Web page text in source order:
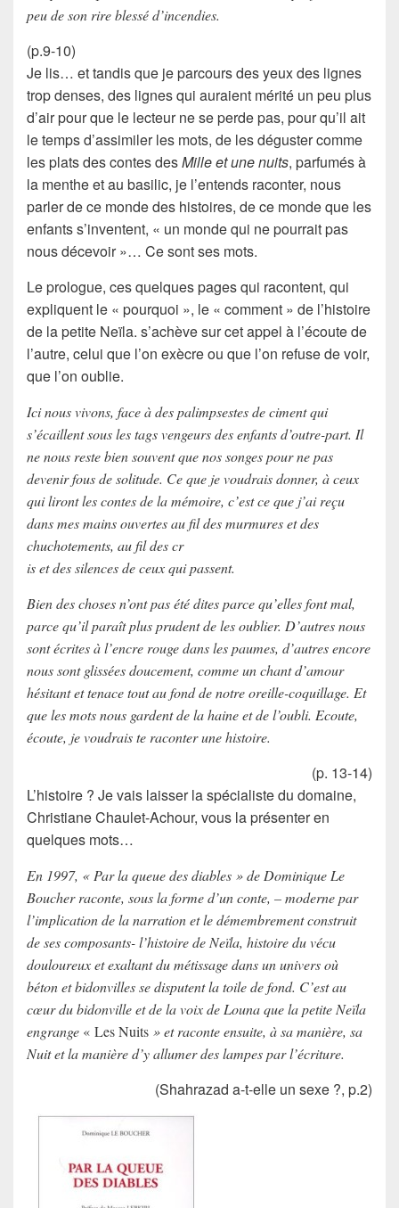
peu de son rire blessé d’incendies.
(p.9-10)
Je lis… et tandis que je parcours des yeux des lignes
trop denses, des lignes qui auraient mérité un peu plus
d’air pour que le lecteur ne se perde pas, pour qu’il ait
le temps d’assimiler les mots, de les déguster comme
les plats des contes desMille et une nuits, parfumés à
la menthe et au basilic, je l’entends raconter, nous
parler de ce monde des histoires, de ce monde que les
enfants s’inventent, « un monde qui ne pourrait pas
nous décevoir »… Ce sont ses mots.
Le prologue, ces quelques pages qui racontent, qui
expliquent le « pourquoi », le « comment » de l’histoire
de la petite Neïla. s’achève sur cet appel à l’écoute de
l’autre, celui que l’on exècre ou que l’on refuse de voir,
que l’on oublie.
Ici nous vivons, face à des palimpsestes de ciment qui
s’écaillent sous les tags vengeurs des enfants d’outre-part. Il
ne nous reste bien souvent que nos songes pour ne pas
devenir fous de solitude. Ce que je voudrais donner, à ceux
qui liront les contes de la mémoire, c’est ce que j’ai reçu
dans mes mains ouvertes au fil des murmures et des
chuchotements, au fil des cr
is et des silences de ceux qui passent.
Bien des choses n’ont pas été dites parce qu’elles font mal,
parce qu’il paraît plus prudent de les oublier. D’autres nous
sont écrites à l’encre rouge dans les paumes, d’autres encore
nous sont glissées doucement, comme un chant d’amour
hésitant et tenace tout au fond de notre oreille-coquillage. Et
que les mots nous gardent de la haine et de l’oubli. Ecoute,
écoute, je voudrais te raconter une histoire.
(p. 13-14)
L’histoire ? Je vais laisser la spécialiste du domaine,
Christiane Chaulet-Achour, vous la présenter en
quelques mots…
En 1997, « Par la queue des diables » de Dominique Le
Boucher raconte, sous la forme d’un conte, – moderne par
l’implication de la narration et le démembrement construit
de ses composants- l’histoire de Neïla, histoire du vécu
douloureux et exaltant du métissage dans un univers où
béton et bidonvilles se disputent la toile de fond. C’est au
cœur du bidonville et de la voix de Louna que la petite Neïla
engrange « Les Nuits » et raconte ensuite, à sa manière, sa
Nuit et la manière d’y allumer des lampes par l’écriture.
(Shahrazad a-t-elle un sexe ?, p.2)